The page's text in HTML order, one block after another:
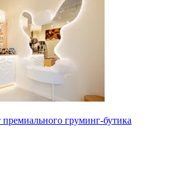
груминг-бутика